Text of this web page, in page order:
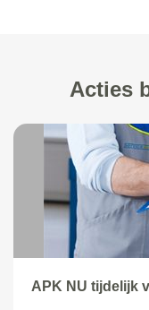
Acties
APK NU tijdelijk